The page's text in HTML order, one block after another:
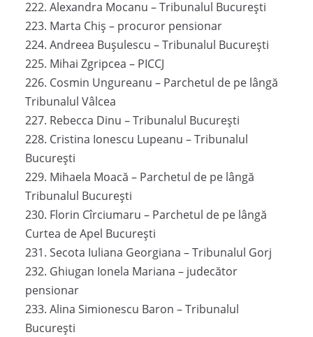
222. Alexandra Mocanu – Tribunalul București
223. Marta Chiș – procuror pensionar
224. Andreea Bușulescu – Tribunalul București
225. Mihai Zgripcea – PICCJ
226. Cosmin Ungureanu – Parchetul de pe lângă
Tribunalul Vâlcea
227. Rebecca Dinu – Tribunalul București
228. Cristina Ionescu Lupeanu – Tribunalul
București
229. Mihaela Moacă – Parchetul de pe lângă
Tribunalul București
230. Florin Cîrciumaru – Parchetul de pe lângă
Curtea de Apel București
231. Secota Iuliana Georgiana – Tribunalul Gorj
232. Ghiugan Ionela Mariana – judecător
pensionar
233. Alina Simionescu Baron – Tribunalul
București